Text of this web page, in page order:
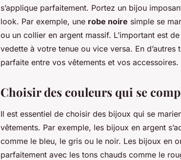
s’applique parfaitement. Portez un bijou
look. Par exemple, une robe noire simple se
ou un collier en argent massif. L’important est
vedette à votre tenue ou vice versa. En d’autres
parfaite entre vos vêtements et vos accessoires.
Choisir des couleurs qui se
Il est essentiel de choisir des bijoux qui se
vêtements. Par exemple, les bijoux en argent
comme le bleu, le gris ou le noir. Les bijoux en
parfaitement avec les tons chauds comme le